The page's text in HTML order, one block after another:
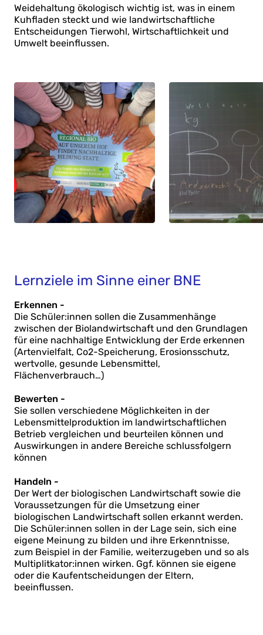
Weidehaltung ökologisch wichtig ist, was in einem
Kuhfladen steckt und wie landwirtschaftliche
Entscheidungen Tierwohl, Wirtschaftlichkeit und
Umwelt beeinflussen.
Lernziele im Sinne einer BNE
Erkennen -
Die Schüler:innen sollen die Zusammenhänge
zwischen der Biolandwirtschaft und den Grundlagen
für eine nachhaltige Entwicklung der Erde erkennen
(Artenvielfalt, Co2-Speicherung, Erosionsschutz,
wertvolle, gesunde Lebensmittel,
Flächenverbrauch…)
Bewerten -
Sie sollen verschiedene Möglichkeiten in der
Lebensmittelproduktion im landwirtschaftlichen
Betrieb vergleichen und beurteilen können und
Auswirkungen in andere Bereiche schlussfolgern
können
Handeln -
Der Wert der biologischen Landwirtschaft sowie die
Voraussetzungen für die Umsetzung einer
biologischen Landwirtschaft sollen erkannt werden.
Die Schüler:innen sollen in der Lage sein, sich eine
eigene Meinung zu bilden und ihre Erkenntnisse,
zum Beispiel in der Familie, weiterzugeben und so als
Multiplitkator:innen wirken. Ggf. können sie eigene
oder die Kaufentscheidungen der Eltern,
beeinflussen.